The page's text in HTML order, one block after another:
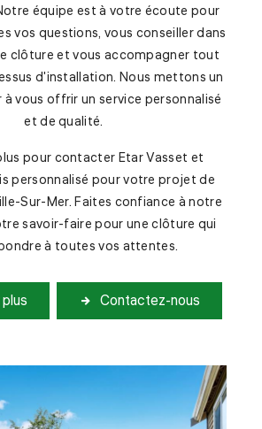
équipe est à votre écoute pour
vos questions, vous conseiller dans
clôture et vous accompagner tout
d'installation. Nous mettons un
vous offrir un service personnalisé
et de qualité.
pour contacter Etar Vasset et
personnalisé pour votre projet de
Sur-Mer. Faites confiance à notre
savoir-faire pour une clôture qui
à toutes vos attentes.
Contactez-nous